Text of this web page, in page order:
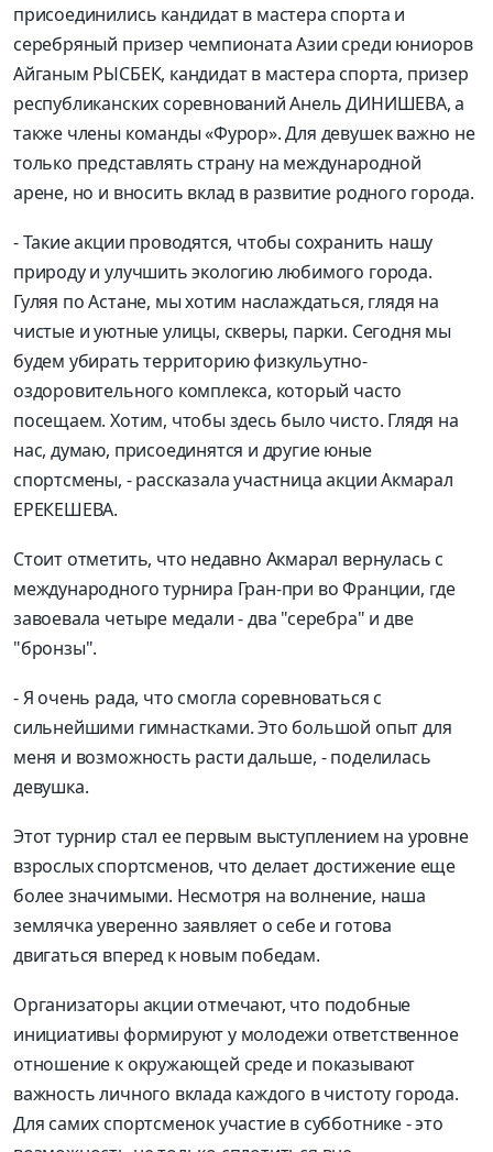
присоединились кандидат в мастера спорта и
серебряный призер чемпионата Азии среди юниоров
Айганым РЫСБЕК, кандидат в мастера спорта, призер
республиканских соревнований Анель ДИНИШЕВА, а
также члены команды «Фурор». Для девушек важно не
только представлять страну на международной
арене, но и вносить вклад в развитие родного города.
- Такие акции проводятся, чтобы сохранить нашу
природу и улучшить экологию любимого города.
Гуляя по Астане, мы хотим наслаждаться, глядя на
чистые и уютные улицы, скверы, парки. Сегодня мы
будем убирать территорию физкульутно-
оздоровительного комплекса, который часто
посещаем. Хотим, чтобы здесь было чисто. Глядя на
нас, думаю, присоединятся и другие юные
спортсмены, - рассказала участница акции Акмарал
ЕРЕКЕШЕВА.
Стоит отметить, что недавно Акмарал вернулась с
международного турнира Гран-при во Франции, где
завоевала четыре медали - два "серебра" и две
"бронзы".
- Я очень рада, что смогла соревноваться с
сильнейшими гимнастками. Это большой опыт для
меня и возможность расти дальше, - поделилась
девушка.
Этот турнир стал ее первым выступлением на уровне
взрослых спортсменов, что делает достижение еще
более значимыми. Несмотря на волнение, наша
землячка уверенно заявляет о себе и готова
двигаться вперед к новым победам.
Организаторы акции отмечают, что подобные
инициативы формируют у молодежи ответственное
отношение к окружающей среде и показывают
важность личного вклада каждого в чистоту города.
Для самих спортсменок участие в субботнике - это